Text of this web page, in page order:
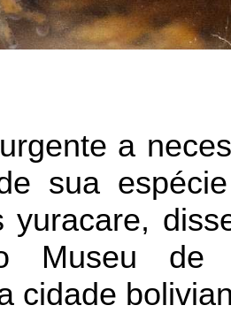
a
sua
yuracare,
Museu de
cidade